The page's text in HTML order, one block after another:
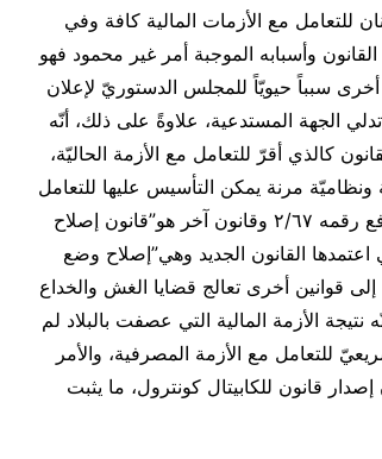
مع الأزمات المالية كافة وفي
وأسبابه الموجبة أمر غير محمود فهو
سبباً حيويّاً للمجلس الدستوريّ لإعلان
الجهة المستدعية، علاوةً على ذلك، أنّه
كالذي أقرّ للتعامل مع الأزمة الحاليّة،
ونظاميّة مرنة يمكن التأسيس عليها للتعامل
مع الأزمات المالية. فهناك قانون لتوقّف المصارف عن الدفع رقمه ٢/٦٧ وقانون آخر هو”قانون إصلاح
تقارب تلك التي اعتمدها القانون الجديد وهي”إصلاح وضع
قوانين أخرى تعالج قضايا الغش والخداع
نتيجة الأزمة المالية التي عصفت بالبلاد لم
للتعامل مع الأزمة المصرفية، والأمر
قانون للكابيتال كونترول، ما يثبت